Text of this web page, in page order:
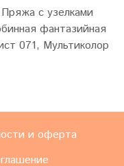
Пряжа с узелками
фантазийная
071, Мультиколор
и оферта